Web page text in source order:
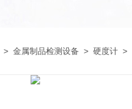
> 金属制品检测设备 > 硬度计 >